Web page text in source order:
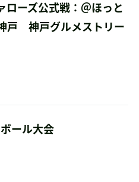
ローズ公式戦：＠ほっと
戸 神戸グルメストリー
ール大会